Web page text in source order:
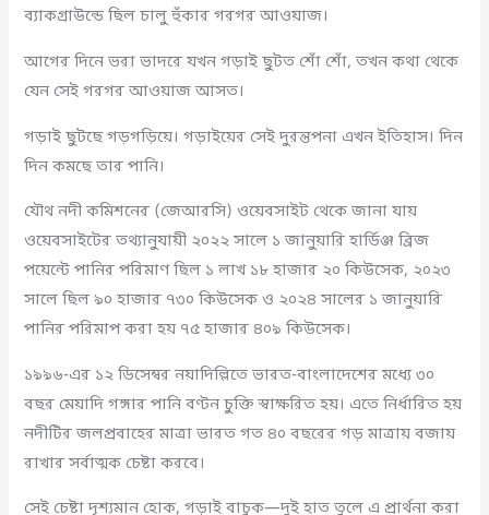
ব্যাকগ্রাউন্ডে ছিল চালু হুঁকার গরগর আওয়াজ।
আগের দিনে ভরা ভাদরে যখন গড়াই ছুটত শোঁ শোঁ, তখন কথা থেকে
যেন সেই গরগর আওয়াজ আসত।
গড়াই ছুটছে গড়গড়িয়ে। গড়াইয়ের সেই দুরন্তপনা এখন ইতিহাস। দিন
দিন কমছে তার পানি।
যৌথ নদী কমিশনের (জেআরসি) ওয়েবসাইট থেকে জানা যায়
ওয়েবসাইটের তথ্যানুযায়ী ২০২২ সালে ১ জানুয়ারি হার্ডিঞ্জ ব্রিজ
পয়েন্টে পানির পরিমাণ ছিল ১ লাখ ১৮ হাজার ২০ কিউসেক, ২০২৩
সালে ছিল ৯০ হাজার ৭৩০ কিউসেক ও ২০২৪ সালের ১ জানুয়ারি
পানির পরিমাপ করা হয় ৭৫ হাজার ৪০৯ কিউসেক।
১৯৯৬-এর ১২ ডিসেম্বর নয়াদিল্লিতে ভারত-বাংলাদেশের মধ্যে ৩০
বছর মেয়াদি গঙ্গার পানি বণ্টন চুক্তি স্বাক্ষরিত হয়। এতে নির্ধারিত হয়
নদীটির জলপ্রবাহের মাত্রা ভারত গত ৪০ বছরের গড় মাত্রায় বজায়
রাখার সর্বাত্মক চেষ্টা করবে।
সেই চেষ্টা দৃশ্যমান হোক, গড়াই বাচুক—দুই হাত তুলে এ প্রার্থনা করা